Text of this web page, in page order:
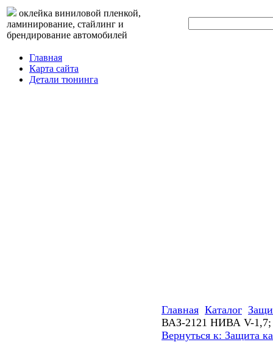
оклейка виниловой пленкой,
ламинирование, стайлинг и
брендирование автомобилей
Главная
Карта сайта
Детали тюнинга
Главная Каталог
ВАЗ-2121 НИВА V-1,7;
Вернуться к: Защита